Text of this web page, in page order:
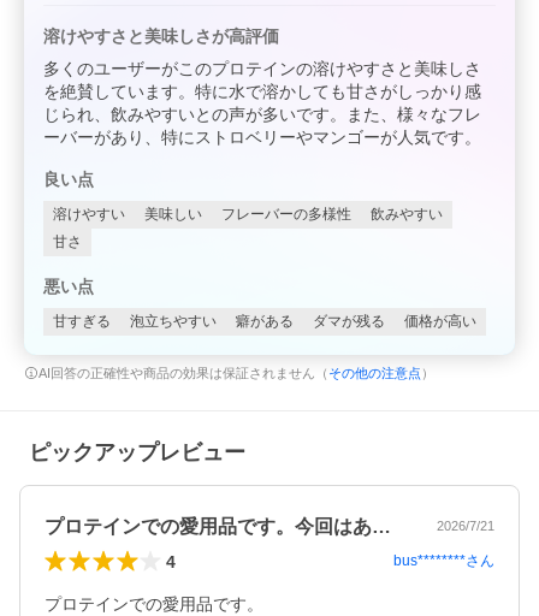
溶けやすさと美味しさが高評価
多くのユーザーがこのプロテインの溶けやすさと美味しさ
を絶賛しています。特に水で溶かしても甘さがしっかり感
じられ、飲みやすいとの声が多いです。また、様々なフレ
ーバーがあり、特にストロベリーやマンゴーが人気です。
良い点
溶けやすい 美味しい フレーバーの多様性
飲みやすい
甘さ
悪い点
甘すぎる 泡立ちやすい 癖がある ダマが残る 価格が高い
AI回答の正確性や商品の効果は保証されません（ その他の注意点 ）
ピックアップレビュー
プロテインでの愛用品です。今回はあまお… 2026/7/21
4 bus********さん
プロテインでの愛用品です。